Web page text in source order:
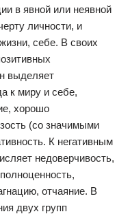
в явной или неявной
личности, и
себе. В своих
выделяет
к миру и себе,
хорошо
(со значимыми
К негативным
недоверчивость,
отчаяние. В
двух групп